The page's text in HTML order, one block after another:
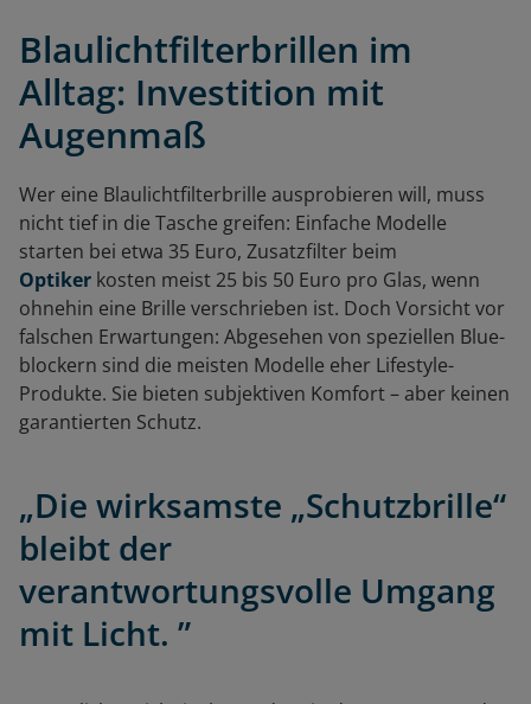
Blaulichtfilterbrillen im
Alltag: Investition mit
Augenmaß
Wer eine Blaulichtfilterbrille ausprobieren will, muss
nicht tief in die Tasche greifen: Einfache Modelle
starten bei etwa 35 Euro, Zusatzfilter beim
Optiker kosten meist 25 bis 50 Euro pro Glas, wenn
ohnehin eine Brille verschrieben ist. Doch Vorsicht vor
falschen Erwartungen: Abgesehen von speziellen Blue-
blockern sind die meisten Modelle eher Lifestyle-
Produkte. Sie bieten subjektiven Komfort – aber keinen
garantierten Schutz.
„Die wirksamste „Schutzbrille“
bleibt der
verantwortungsvolle Umgang
mit Licht. ”